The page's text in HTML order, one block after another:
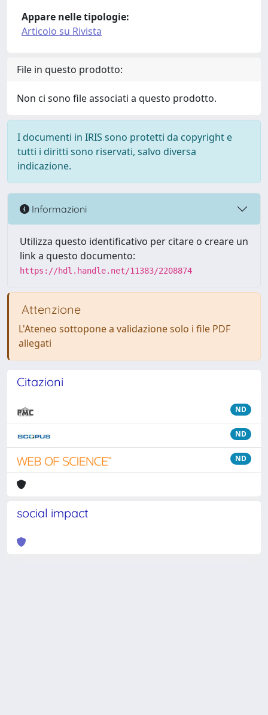
Appare nelle tipologie:
Articolo su Rivista
File in questo prodotto:
Non ci sono file associati a questo prodotto.
I documenti in IRIS sono protetti da copyright e
tutti i diritti sono riservati, salvo diversa
indicazione.
Informazioni
Utilizza questo identificativo per citare o creare un
link a questo documento:
https://hdl.handle.net/11383/2208874
Attenzione
L'Ateneo sottopone a validazione solo i file PDF
allegati
Citazioni
ND
ND
ND
social impact